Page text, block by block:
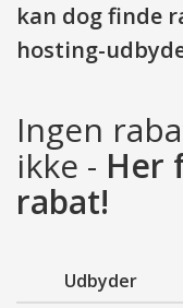
kan dog finde
hosting-
Ingen
ikke - Her
rabat!
Udbyder